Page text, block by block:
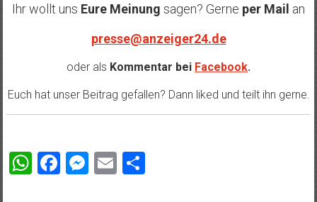
Ihr wollt uns Eure Meinung sagen? Gerne per Mail an
presse@anzeiger24.de
oder als Kommentar bei Facebook.
Euch hat unser Beitrag gefallen? Dann liked und teilt ihn gerne.
WhatsApp
Facebook
Messenger
EmailTeilen